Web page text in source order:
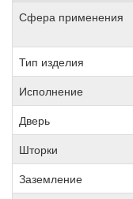
Сфера применения
Тип изделия
Исполнение
Дверь
Шторки
Заземление